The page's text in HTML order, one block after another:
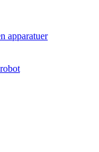
apparatuer